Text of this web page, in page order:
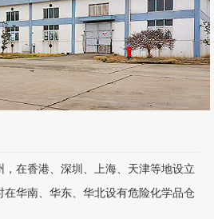
在香港、深圳、上海、天津等地设立
年被美国星铂联收购）生产的高品质